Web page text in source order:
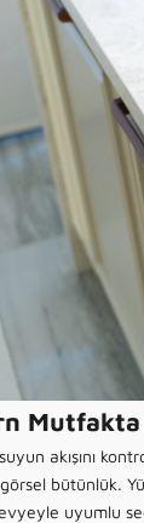
Mutfakta
akışını
bütünlük.
uyumlu